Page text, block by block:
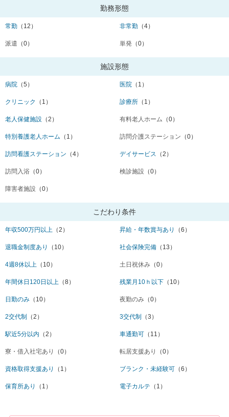
勤務形態
常勤 （12） 非常勤 （4）
派遣 （0） 単発 （0）
施設形態
病院 （5） 医院 （1）
クリニック （1） 診療所 （1）
老人保健施設 （2） 有料老人ホーム （0）
特別養護老人ホーム （1） 訪問介護ステーション （0）
訪問看護ステーション （4） デイサービス （2）
訪問入浴 （0） 検診施設 （0）
障害者施設 （0）
こだわり条件
年収500万円以上 （2） 昇給・年数賞与あり （6）
退職金制度あり （10） 社会保険完備 （13）
4週8休以上 （10） 土日祝休み （0）
年間休日120日以上 （8） 残業月10ｈ以下 （10）
日勤のみ （10） 夜勤のみ （0）
2交代制 （2） 3交代制 （3）
駅近5分以内 （2） 車通勤可 （11）
寮・借入社宅あり （0） 転居支援あり （0）
資格取得支援あり （1） ブランク・未経験可 （6）
保育所あり （1） 電子カルテ （1）